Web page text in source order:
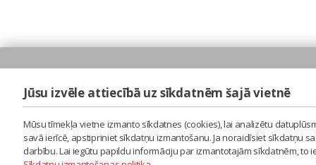
Jūsu izvēle attiecībā uz sīkdatnēm šajā vietnē
Mūsu tīmekļa vietne izmanto sīkdatnes (cookies), lai analizētu
savā ierīcē, apstipriniet sīkdatņu izmantošanu. Ja noraidīsiet sīkdatņu
darbību. Lai iegūtu papildu informāciju par izmantotajām sīkdatnēm,